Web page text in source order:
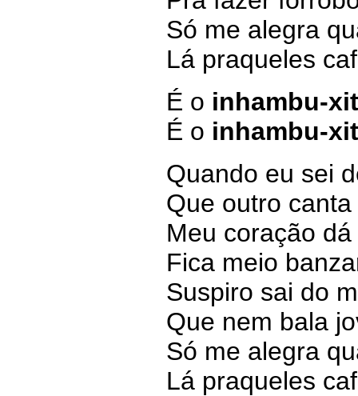
Só me alegra
Lá praqueles
É o inhambu-
É o inhambu-
Quando eu sei
Que outro
Meu coração
Fica meio
Suspiro sai do
Que nem bala
Só me alegra
Lá praqueles